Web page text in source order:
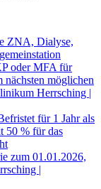
ZNA, Dialyse,
oder MFA für
nächsten möglichen
Herrsching |
für 1 Jahr als
50 % für das
zum 01.01.2026,
|